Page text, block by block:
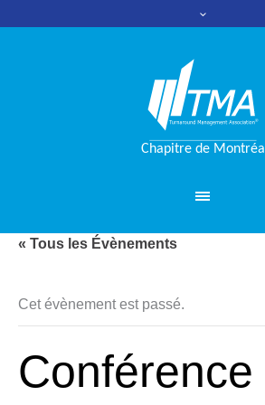
« Tous les Évènements
Cet évènement est passé.
Conférence